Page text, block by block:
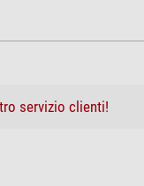
servizio clienti!